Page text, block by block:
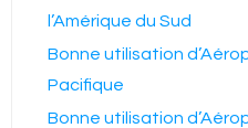
l’Amérique du Sud
Bonne utilisation
Pacifique
Bonne utilisation